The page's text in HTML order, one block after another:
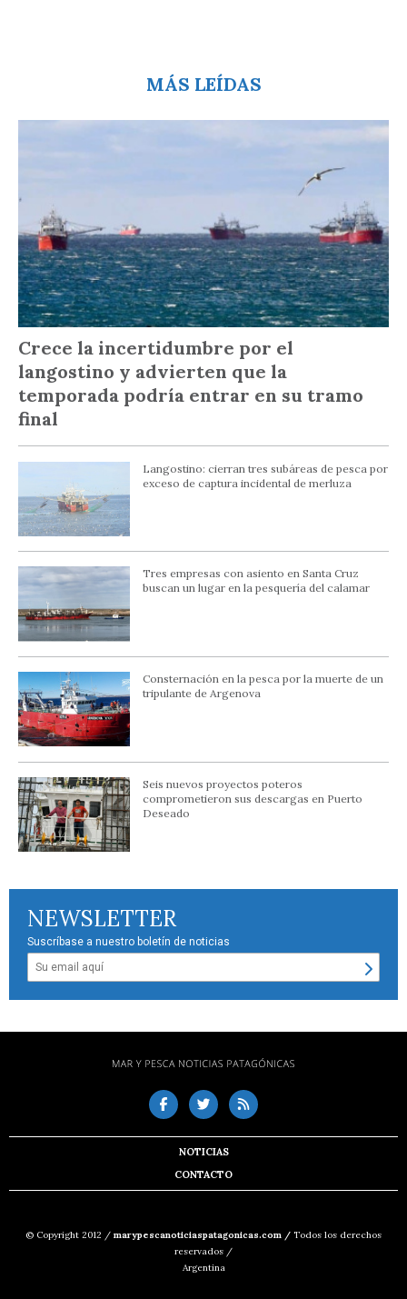
MÁS LEÍDAS
Crece la incertidumbre por el
langostino y advierten que la
temporada podría entrar en su tramo
final
Langostino: cierran tres subáreas de pesca por
exceso de captura incidental de merluza
Tres empresas con asiento en Santa Cruz
buscan un lugar en la pesquería del calamar
Consternación en la pesca por la muerte de un
tripulante de Argenova
Seis nuevos proyectos poteros
comprometieron sus descargas en Puerto
Deseado
NEWSLETTER
Suscríbase a nuestro boletín de noticias
NOTICIAS
CONTACTO
© Copyright 2012 / marypescanoticiaspatagonicas.com / Todos los derechos
reservados /
Argentina